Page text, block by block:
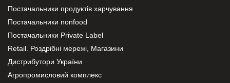
Постачальники продуктів харчування
Постачальники nonfood
Постачальники Private Label
Retail. Роздрібні мережі, Магазини
Дистрибутори України
Агропромисловий комплекс